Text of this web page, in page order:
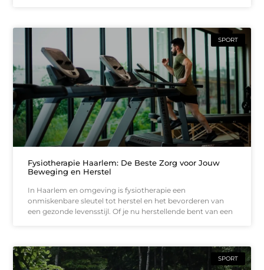
SPORT
Fysiotherapie Haarlem: De Beste Zorg voor Jouw
Beweging en Herstel
In Haarlem en omgeving is fysiotherapie een
onmiskenbare sleutel tot herstel en het bevorderen van
een gezonde levensstijl. Of je nu herstellende bent van een
SPORT